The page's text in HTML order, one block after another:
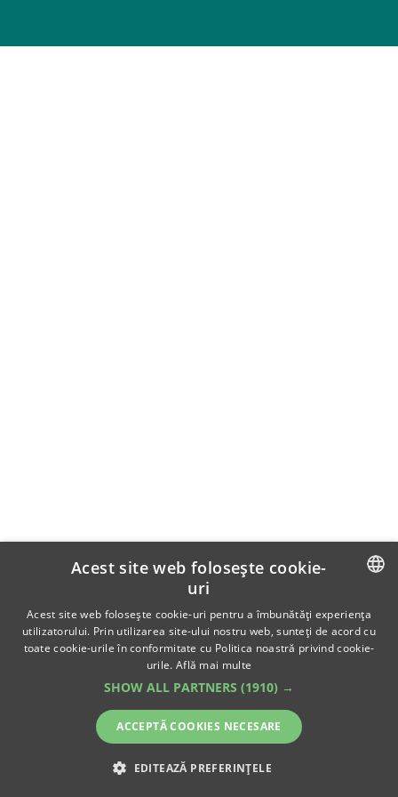
ROMANIAN
Acest site web folosește cookie-
uri
Acest site web folosește cookie-uri pentru a îmbunătăți experiența
utilizatorului. Prin utilizarea site-ului nostru web, sunteți de acord cu
toate cookie-urile în conformitate cu Politica noastră privind cookie-
urile. Află mai multe
SHOW ALL PARTNERS (1910) →
ACCEPTĂ COOKIES NECESARE
EDITEAZĂ PREFERINȚELE